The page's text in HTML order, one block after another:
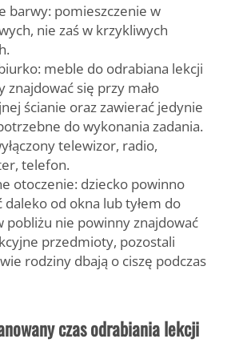
barwy: pomieszczenie w
nie zaś w krzykliwych
meble do odrabiana lekcji
znajdować się przy mało
ścianie oraz zawierać jedynie
do wykonania zadania.
telewizor, radio,
telefon.
otoczenie: dziecko powinno
daleko od okna lub tyłem do
pobliżu nie powinny znajdować
przedmioty, pozostali
rodziny dbają o ciszę podczas
czas odrabiania lekcji